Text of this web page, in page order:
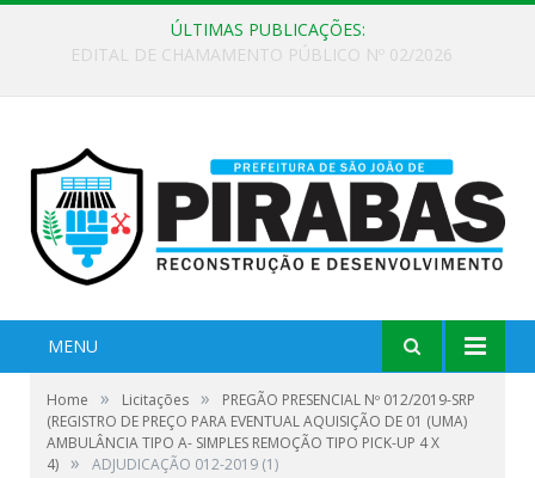
ÚLTIMAS PUBLICAÇÕES:
EDITAL DE CHAMAMENTO PÚBLICO Nº 02/2026
MENU
Home » Licitações »
PREGÃO PRESENCIAL Nº 012/2019-SRP
(REGISTRO DE PREÇO PARA EVENTUAL AQUISIÇÃO DE 01 (UMA)
AMBULÂNCIA TIPO A- SIMPLES REMOÇÃO TIPO PICK-UP 4 X
4) » ADJUDICAÇÃO 012-2019 (1)